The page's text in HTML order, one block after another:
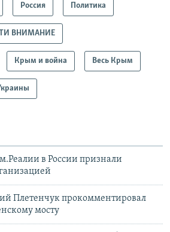
Россия Политика
ВНИМАНИЕ
Крым и война Весь Крым
в России признали
Плетенчук прокомментировал
мосту